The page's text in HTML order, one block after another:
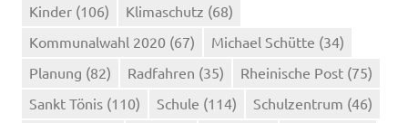
Kinder (106) Klimaschutz (68)
Kommunalwahl 2020 (67) Michael Schütte (34)
Planung (82) Radfahren (35) Rheinische Post (75)
Sankt Tönis (110) Schule (114) Schulzentrum (46)